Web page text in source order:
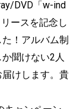
DVD「w-ind
リースを記念し
！ アルバム制
か聞けない2人
けします。貴